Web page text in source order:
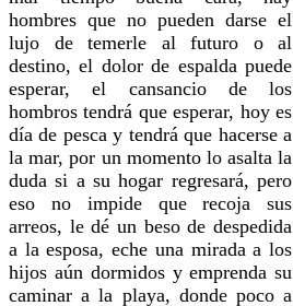
hombres que no pueden darse el
lujo de temerle al futuro o al
destino, el dolor de espalda puede
esperar, el cansancio de los
hombros tendrá que esperar, hoy es
día de pesca y tendrá que hacerse a
la mar, por un momento lo asalta la
duda si a su hogar regresará, pero
eso no impide que recoja sus
arreos, le dé un beso de despedida
a la esposa, eche una mirada a los
hijos aún dormidos y emprenda su
caminar a la playa, donde poco a